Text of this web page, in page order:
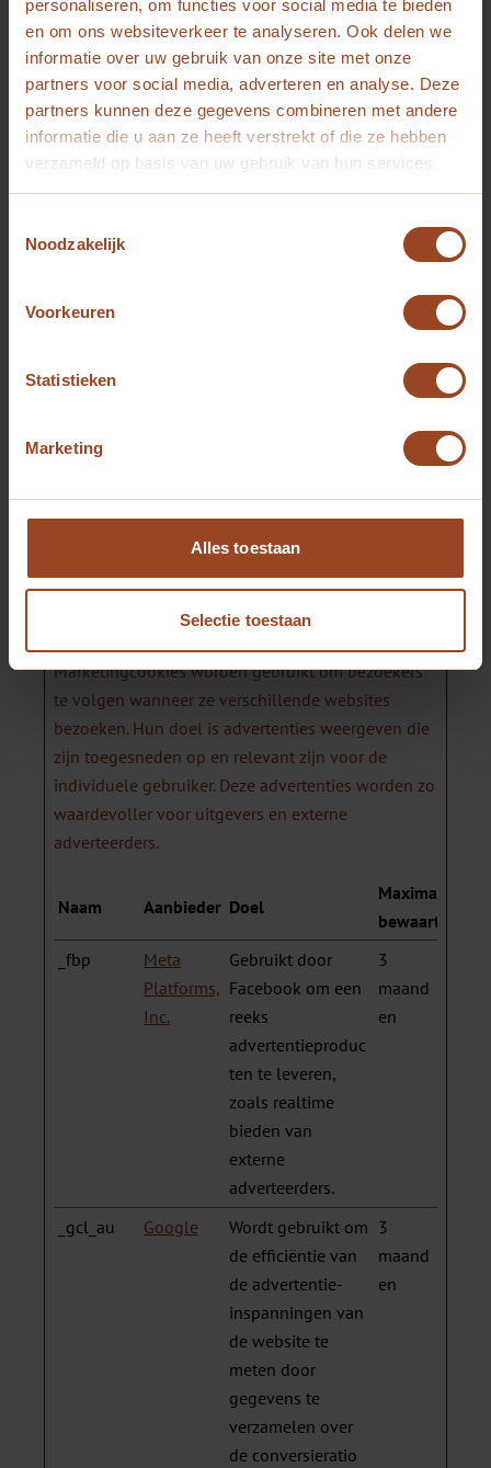
personaliseren, om functies voor social media te bieden
en om ons websiteverkeer te analyseren. Ook delen we
informatie over uw gebruik van onze site met onze
partners voor social media, adverteren en analyse. Deze
partners kunnen deze gegevens combineren met andere
informatie die u aan ze heeft verstrekt of die ze hebben
verzameld op basis van uw gebruik van hun services.
Noodzakelijk
Voorkeuren
Statistieken
Marketing
Alles toestaan
Selectie toestaan
te verzenden over
het apparaat en
het gedrag van de
bezoeker. Traceert
de bezoeker op
verschillende
apparaten en
apparaten en
marketingkanalen.
2 jaar
Marketingcookies worden gebruikt om bezoekers
te volgen wanneer ze verschillende websites
bezoeken. Hun doel is advertenties weergeven die
zijn toegesneden op en relevant zijn voor de
individuele gebruiker. Deze advertenties worden zo
waardevoller voor uitgevers en externe
adverteerders.
Naam Aanbieder Doel
Maximale
bewaartermijn
_fbp
Meta
Platforms,
Inc.
Gebruikt door
Facebook om een
reeks
advertentieproduc
ten te leveren,
zoals realtime
bieden van
externe
adverteerders.
3
maand
en
_gcl_au Google
Wordt gebruikt om
de efficiëntie van
de advertentie-
inspanningen van
de website te
meten door
gegevens te
verzamelen over
de conversieratio
3
maand
en